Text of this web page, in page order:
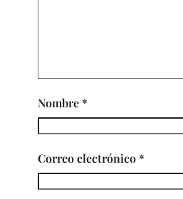
Nombre *
Correo electrónico *